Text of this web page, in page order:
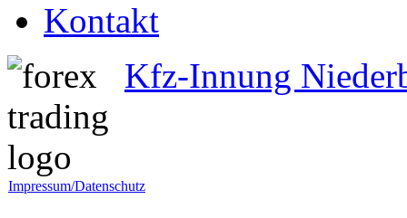
Kontakt
Kfz-Innung
Impressum/Datenschutz